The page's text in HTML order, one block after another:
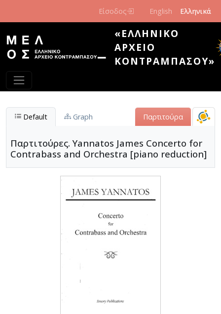
Είσοδος English Ελληνικά
«ΕΛΛΗΝΙΚΌ
ΑΡΧΕΊΟ
ΚΟΝΤΡΑΜΠΆΣΟΥ»
Default Graph Παρτιτούρα
Παρτιτούρες. Yannatos James Concerto for
Contrabass and Orchestra [piano reduction]